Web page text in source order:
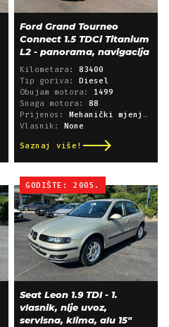
Ford Grand Tourneo
Connect 1.5 TDCi Titanium
L2 - panorama, navigacija
Kilometara: 83400
Tip goriva:
Diesel
Obujam motora: 1499
Snaga motora: 88
Prijenos:
Mehanički mjenjač
Vlasnik:
None
Saznaj više!
GODIŠTE: 2005.
Seat Leon 1.9 TDI - 1.
vlasnik, nije uvoz,
servisna, klima, alu 15"